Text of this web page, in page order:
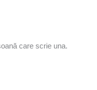
care scrie una.